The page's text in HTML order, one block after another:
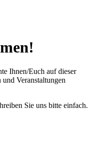
Ihnen/Euch auf dieser
Veranstaltungen
Sie uns bitte einfach.